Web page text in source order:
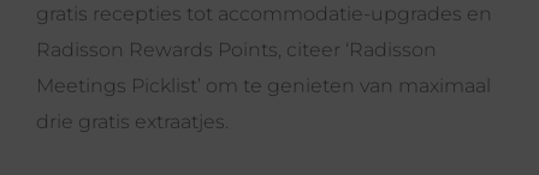
gratis recepties tot accommodatie-upgrades en
Radisson Rewards Points, citeer ‘Radisson
Meetings Picklist’ om te genieten van maximaal
drie gratis extraatjes.